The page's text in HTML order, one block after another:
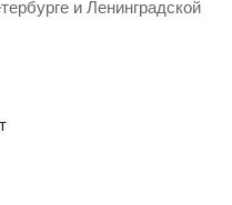
и Ленинградской